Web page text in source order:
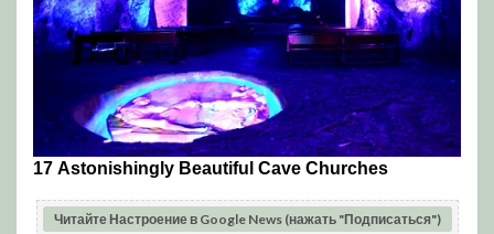
Читайте Настроение в Google News (нажать "Подписаться")